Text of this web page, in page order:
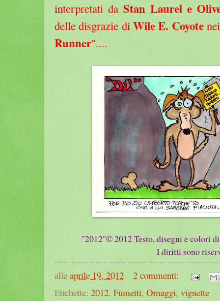
interpretati da Stan Laurel e
delle disgrazie di Wile E. Coyote
Runner"....
"2012"© 2012Testo, disegni e colori
I diritti sono
alle aprile 19, 2012
2 commenti:
Etichette: 2012, Fumetti, Omaggi, vignette